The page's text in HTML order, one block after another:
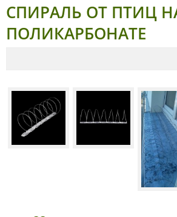
СПИРАЛЬ ОТ ПТИЦ
ПОЛИКАРБОНАТЕ